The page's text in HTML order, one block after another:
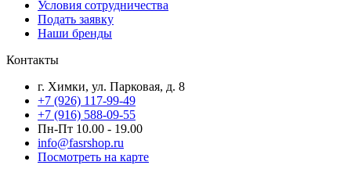
Условия сотрудничества
Подать заявку
Наши бренды
Контакты
г. Химки, ул. Парковая, д. 8
+7 (926) 117-99-49
+7 (916) 588-09-55
Пн-Пт 10.00 - 19.00
info@fasrshop.ru
Посмотреть на карте